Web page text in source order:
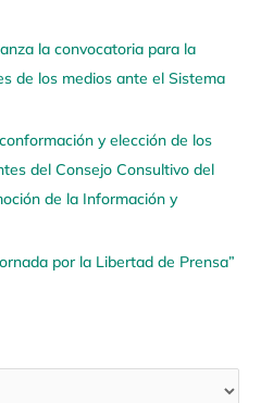
la convocatoria para la
de los medios ante el Sistema
y elección de los
del Consejo Consultivo del
de la Información y
por la Libertad de Prensa”